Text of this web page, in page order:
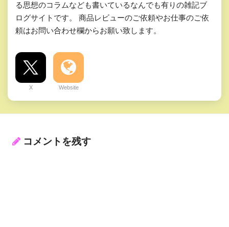
る思想のコラムなども書いているなんでも有りの雑記ブ
ログサイトです。 商品レビューのご依頼やお仕事のご依
頼はお問い合わせ欄からお願い致します。
X Website
コメントを残す